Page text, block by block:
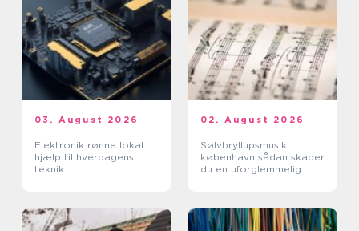
03. August 2026
Elektronik rønne lokal
hjælp til hverdagens
teknik
02. August 2026
Sølvbryllupsmusik
københavn sådan skaber
du en uforglemmelig